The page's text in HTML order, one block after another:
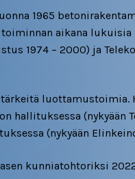
1965
toiminnan aikana
1974 – 2000) ja
luottamustoimia.
hallituksessa (nykyään
(nykyään
kunniatohtoriksi